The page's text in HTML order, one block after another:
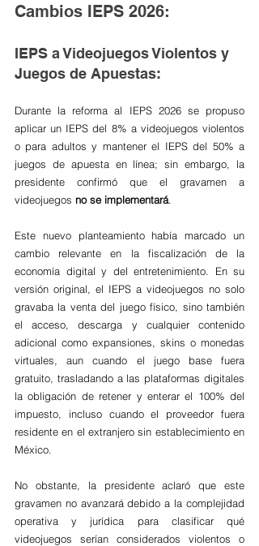
Cambios IEPS 2026:
IEPS a Videojuegos Violentos y
Juegos de Apuestas:
Durante la reforma al IEPS 2026 se propuso
aplicar un IEPS del 8% a videojuegos violentos
o para adultos y mantener el IEPS del 50% a
juegos de apuesta en línea; sin embargo, la
presidente confirmó que el gravamen a
videojuegos no se implementará.
Este nuevo planteamiento había marcado un
cambio relevante en la fiscalización de la
economía digital y del entretenimiento. En su
versión original, el IEPS a videojuegos no solo
gravaba la venta del juego físico, sino también
el acceso, descarga y cualquier contenido
adicional como expansiones, skins o monedas
virtuales, aun cuando el juego base fuera
gratuito, trasladando a las plataformas digitales
la obligación de retener y enterar el 100% del
impuesto, incluso cuando el proveedor fuera
residente en el extranjero sin establecimiento en
México.
No obstante, la presidente aclaró que este
gravamen no avanzará debido a la complejidad
operativa y jurídica para clasificar qué
videojuegos serían considerados violentos o